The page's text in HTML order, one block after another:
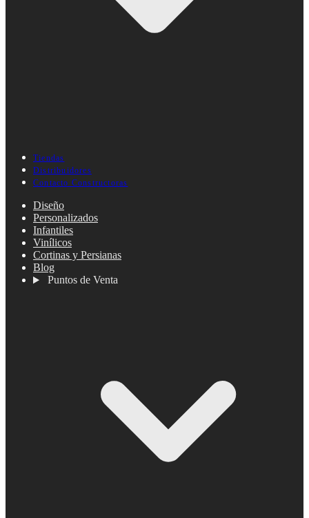
Tiendas
Distribuidores
Contacto Constructoras
Diseño
Personalizados
Infantiles
Vinílicos
Cortinas y Persianas
Blog
Puntos de Venta